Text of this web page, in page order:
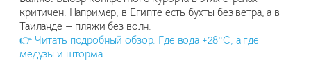
критичен. Например, в Египте есть бухты без ветра, а в
Таиланде — пляжи без волн.
👉 Читать подробный обзор: Где вода +28°C, а где
медузы и шторма